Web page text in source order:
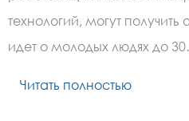
технологий, могут получить
идет о молодых людях до
Читать полностью